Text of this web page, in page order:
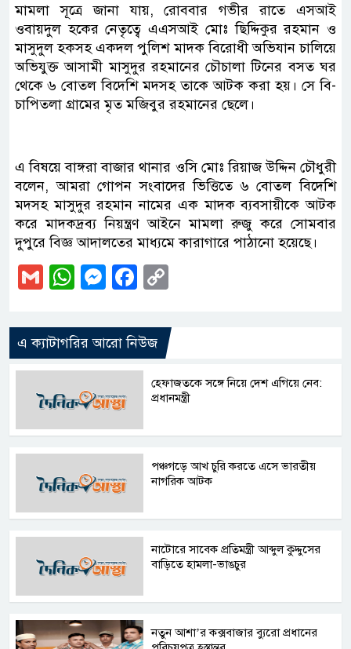
মামলা সূত্রে জানা যায়, রোববার গভীর রাতে এসআই
ওবায়দুল হকের নেতৃত্বে এএসআই মোঃ ছিদ্দিকুর রহমান ও
মাসুদুল হকসহ একদল পুলিশ মাদক বিরোধী অভিযান চালিয়ে
অভিযুক্ত আসামী মাসুদুর রহমানের চৌচালা টিনের বসত ঘর
থেকে ৬ বোতল বিদেশি মদসহ তাকে আটক করা হয়। সে বি-
চাপিতলা গ্রামের মৃত মজিবুর রহমানের ছেলে।
এ বিষয়ে বাঙ্গরা বাজার থানার ওসি মোঃ রিয়াজ উদ্দিন চৌধুরী
বলেন, আমরা গোপন সংবাদের ভিত্তিতে ৬ বোতল বিদেশি
মদসহ মাসুদুর রহমান নামের এক মাদক ব্যবসায়ীকে আটক
করে মাদকদ্রব্য নিয়ন্ত্রণ আইনে মামলা রুজু করে সোমবার
দুপুরে বিজ্ঞ আদালতের মাধ্যমে কারাগারে পাঠানো হয়েছে।
GmailWhatsApp
Messenger
Facebook
এ ক্যাটাগরির আরো নিউজ
হেফাজতকে সঙ্গে নিয়ে দেশ এগিয়ে নেব:
প্রধানমন্ত্রী
পঞ্চগড়ে আখ চুরি করতে এসে ভারতীয়
নাগরিক আটক
নাটোরে সাবেক প্রতিমন্ত্রী আব্দুল কুদ্দুসের
বাড়িতে হামলা-ভাঙচুর
নতুন আশা’র কক্সবাজার ব্যুরো প্রধানের